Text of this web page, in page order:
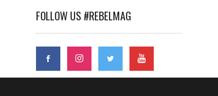
FOLLOW US #REBELMAG